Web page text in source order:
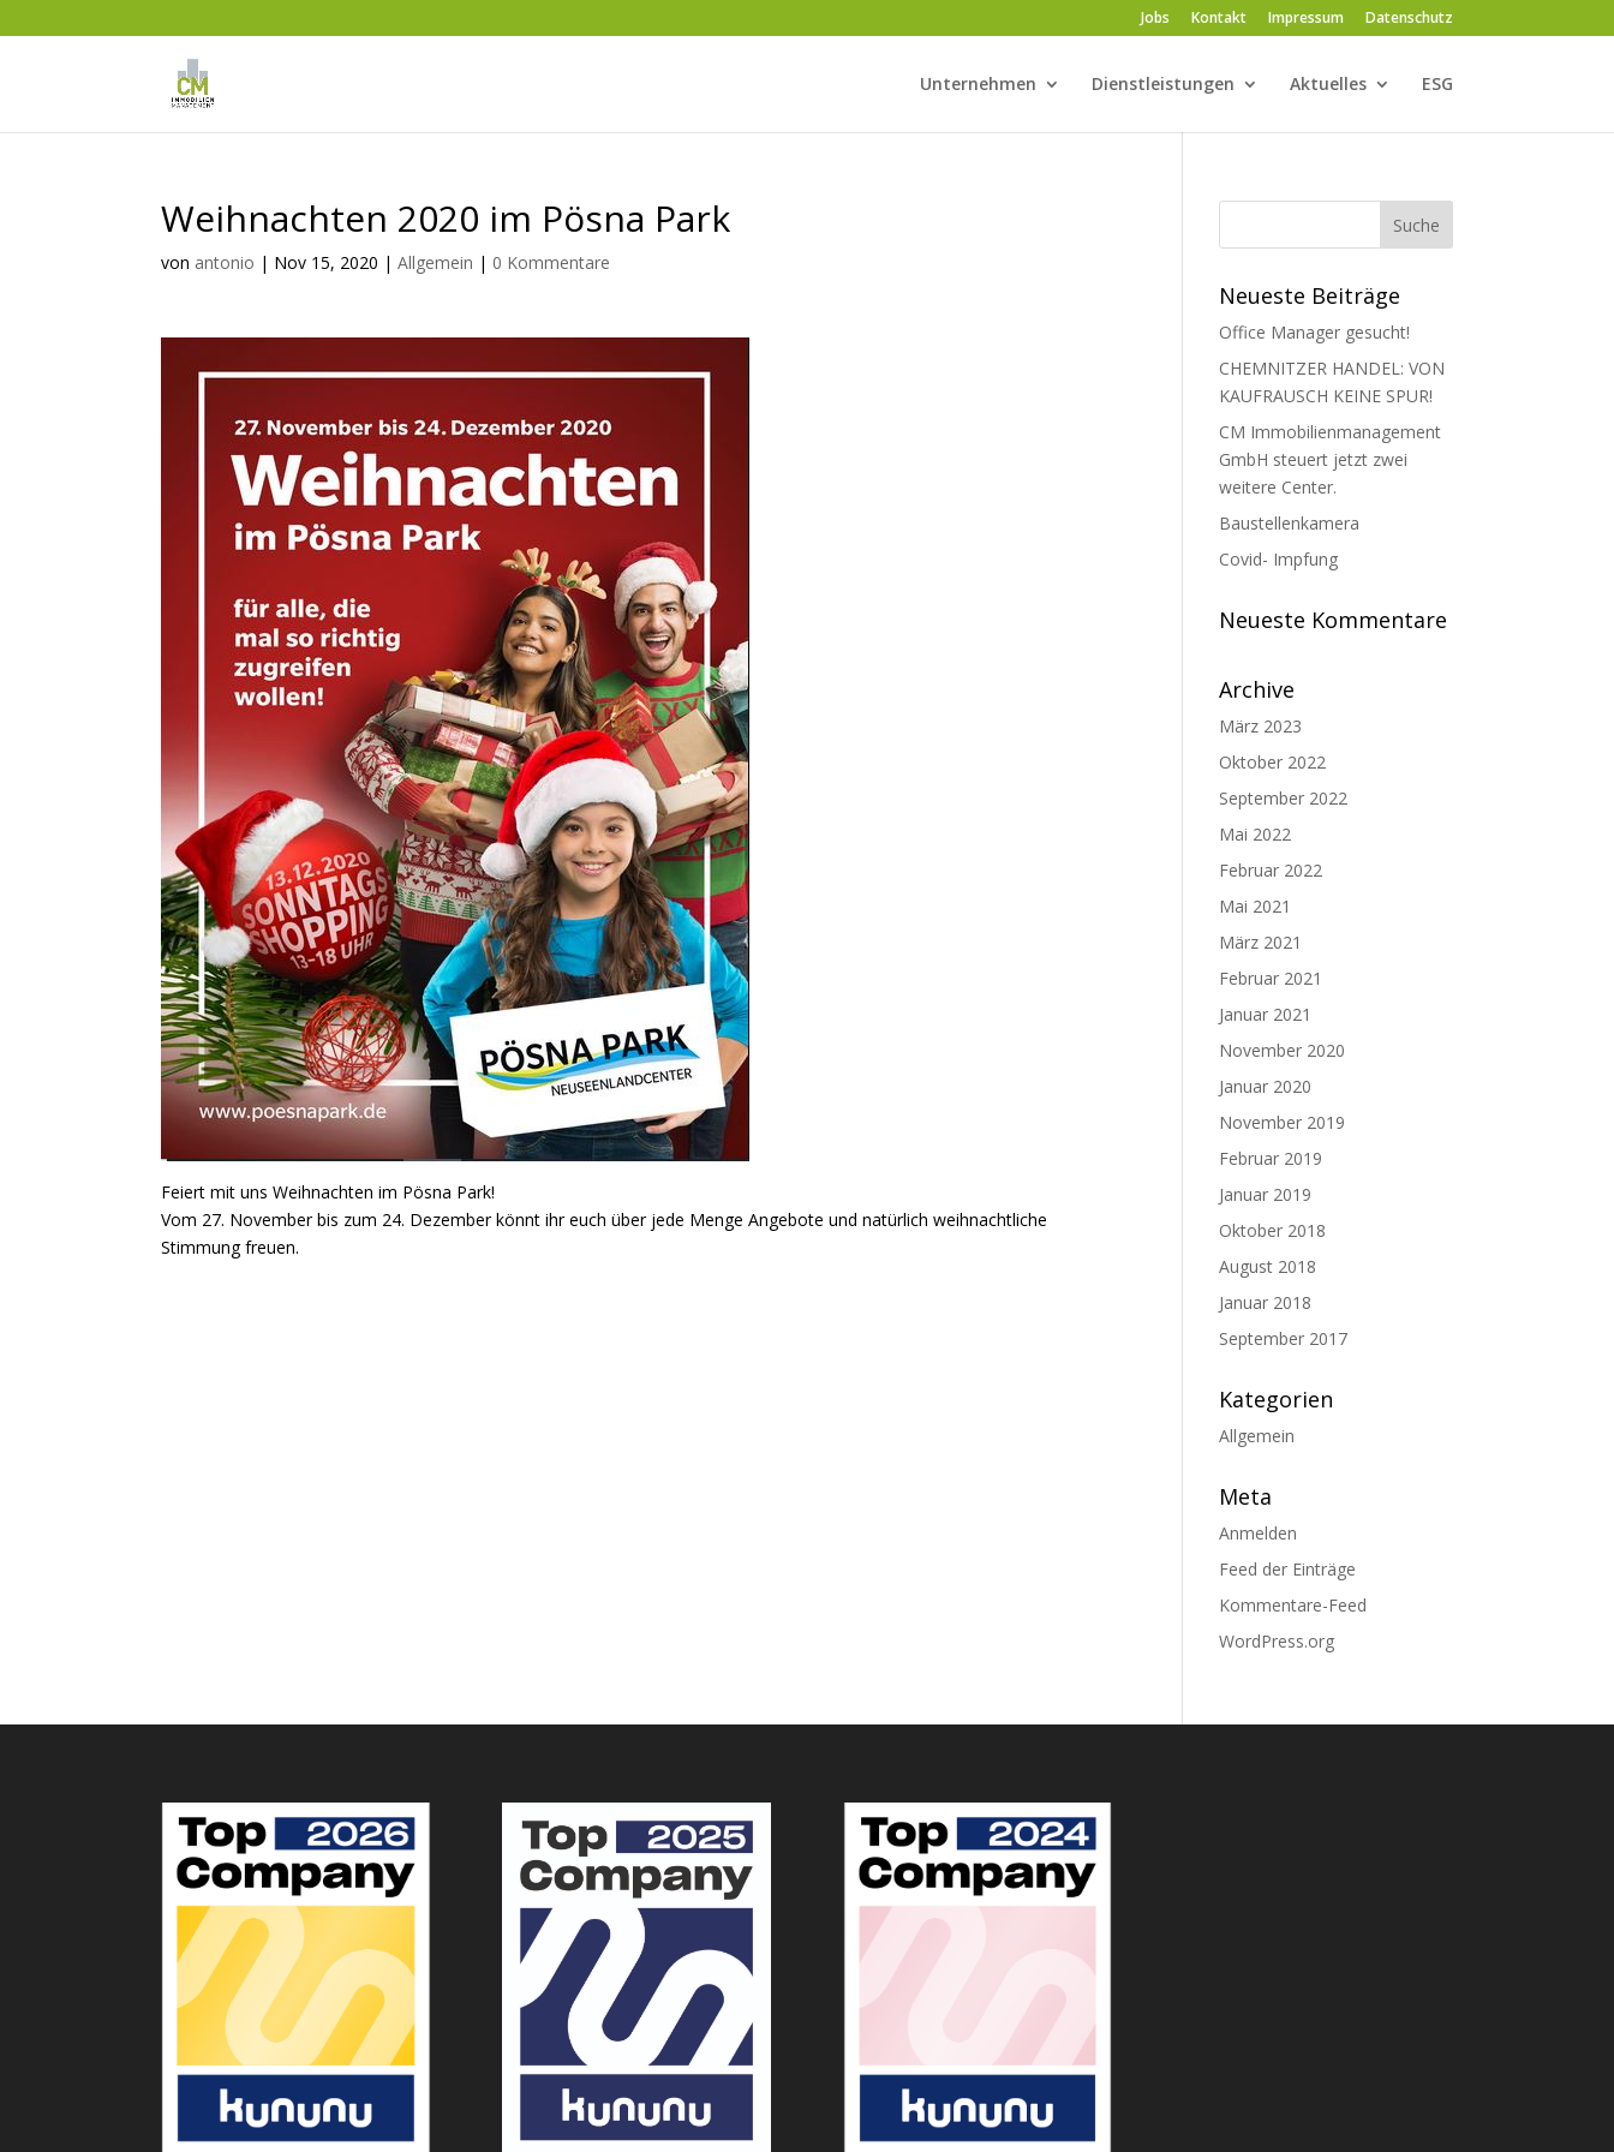
Jobs Kontakt Impressum Datenschutz
Unternehmen Dienstleistungen Aktuelles ESG
Weihnachten 2020 im Pösna Park
von antonio | Nov 15, 2020 |Allgemein | 0 Kommentare
Feiert mit uns Weihnachten im Pösna Park!
Vom 27. November bis zum 24. Dezember könnt ihr euch über jede Menge Angebote und natürlich weihnachtliche
Stimmung freuen.
Neueste Beiträge
Office Manager gesucht!
CHEMNITZER HANDEL: VON
KAUFRAUSCH KEINE SPUR!
CM Immobilienmanagement
GmbH steuert jetzt zwei
weitere Center.
Baustellenkamera
Covid- Impfung
Neueste Kommentare
Archive
März 2023
Oktober 2022
September 2022
Mai 2022
Februar 2022
Mai 2021
März 2021
Februar 2021
Januar 2021
November 2020
Januar 2020
November 2019
Februar 2019
Januar 2019
Oktober 2018
August 2018
Januar 2018
September 2017
Kategorien
Allgemein
Meta
Anmelden
Feed der Einträge
Kommentare-Feed
WordPress.org